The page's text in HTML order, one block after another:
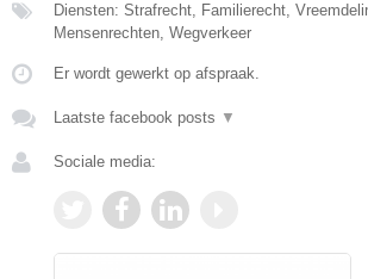
Diensten: Strafrecht, Familierecht,
Mensenrechten, Wegverkeer
Er wordt gewerkt op afspraak.
Laatste facebook posts ▼
Sociale media: